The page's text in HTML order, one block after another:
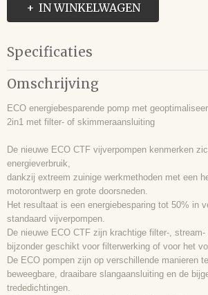
IN WINKELWAGEN
Specificaties
EAN code
9505199385170
Netto gewicht
2,00 Kg
2,00 Kg
Omschrijving
ECO energiebesparende pomp met
2in1 met filter- of skimmeraansluiting
De nieuwe ECO CTF vijverpompen kenmerken
energieverbruik,
dankzij extreem zuinige werkmethoden met een
motorontwerp en grote doorsneden.
Het resultaat is een energiebesparing tot 50% in
standaard vijverpompen.
De nieuwe ECO CTF zijn krachtige filter-,
bijzonder geschikt voor filterwerking of voor het
De ECO pompen zijn op verschillende manieren
beweegbare, draaibare slangaansluiting en de
trededichtingen.